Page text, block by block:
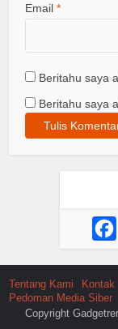
Email*
Beritahu saya
Beritahu saya
Tentang Kami Kontak
Pedoman Media Siber
Copyright